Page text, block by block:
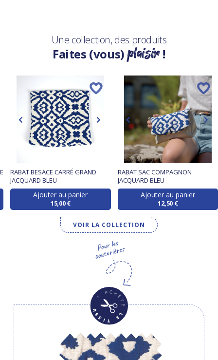
Une collection, des produits
Faites (vous)plaisir!
RABAT BESACE CARRÉ GRAND
JACQUARD BLEU
Ajouter au panier
15,00 €
RABAT SAC COMPAGNON
JACQUARD BLEU
Ajouter au panier
12,50 €
VOIR LA COLLECTION